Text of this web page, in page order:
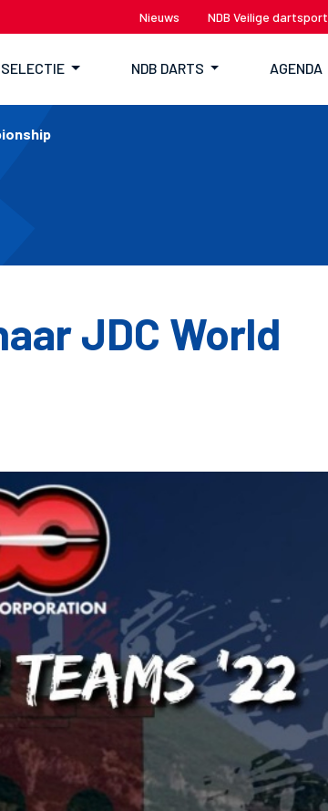
Nieuws NDB Veilige dartsport
SELECTIE NDB DARTS AGENDA
JDC World